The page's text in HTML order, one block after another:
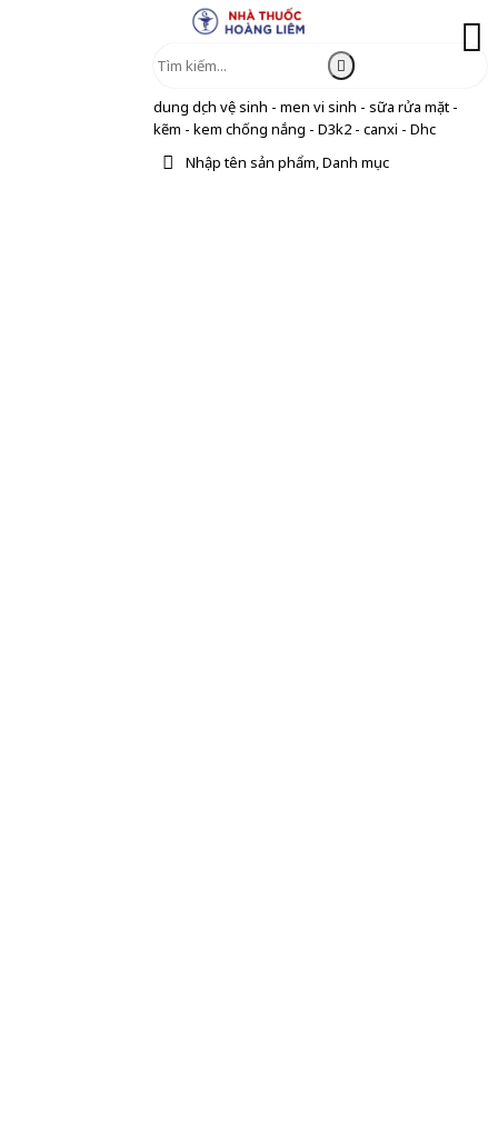
dung dịch vệ sinh - men vi sinh - sữa rửa mặt -
kẽm - kem chống nắng - D3k2 - canxi - Dhc
Nhập tên sản phẩm, Danh mục